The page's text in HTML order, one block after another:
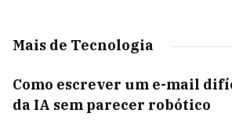
Mais de Tecnologia
Como escrever um e-mail
da IA sem parecer robótico